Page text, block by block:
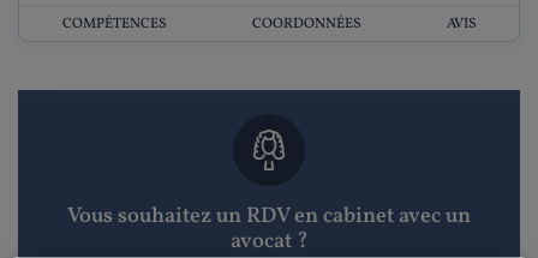
COMPÉTENCES COORDONNÉES AVIS
Vous souhaitez un RDV en cabinet avec un
avocat ?